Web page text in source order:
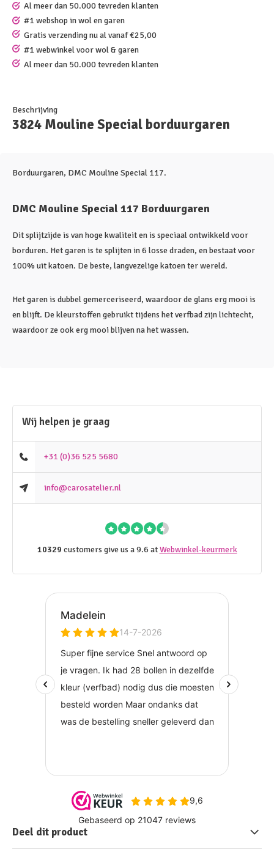
Al meer dan 50.000 tevreden klanten
#1 webshop in wol en garen
Gratis verzending nu al vanaf €25,00
#1 webwinkel voor wol & garen
Al meer dan 50.000 tevreden klanten
Beschrijving
3824 Mouline Special borduurgaren
Borduurgaren, DMC Mouline Special 117.
DMC Mouline Special 117 Borduurgaren
Dit splijtzijde is van hoge kwaliteit en is speciaal ontwikkeld voor
borduren. Het garen is te splijten in 6 losse draden, en bestaat voor
100% uit katoen. De beste, langvezelige katoen ter wereld.
Het garen is dubbel gemerceriseerd, waardoor de glans erg mooi is
en blijft. De kleurstoffen gebruikt tijdens het verfbad zijn lichtecht,
waardoor ze ook erg mooi blijven na het wassen.
Wij helpen je graag
+31 (0)36 525 5680
info@carosatelier.nl
10329 customers give us a 9.6 atWebwinkel-keurmerk
Deel dit product